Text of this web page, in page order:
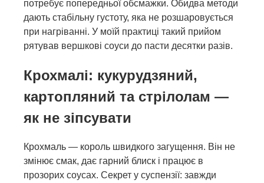
потребує попередньої обсмажки. Обидва методи
дають стабільну густоту, яка не розшаровується
при нагріванні. У моїй практиці такий прийом
рятував вершкові соуси до пасти десятки разів.
Крохмалі: кукурудзяний,
картопляний та стрілолам —
як не зіпсувати
Крохмаль — король швидкого загущення. Він не
змінює смак, дає гарний блиск і працює в
прозорих соусах. Секрет у суспензії: завжди